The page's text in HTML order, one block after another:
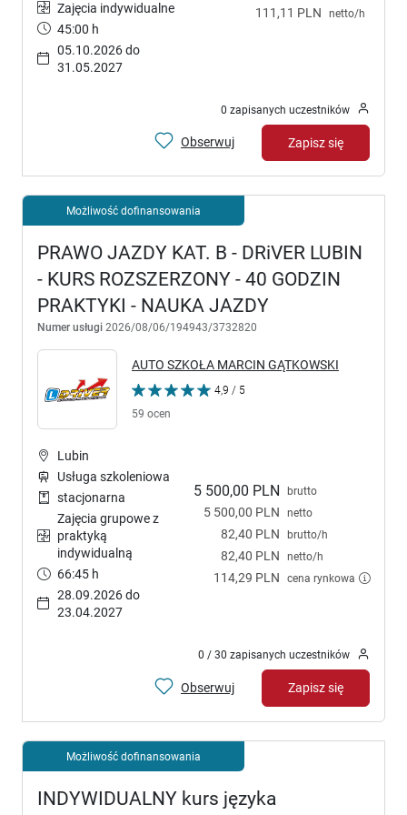
111,11 PLN netto/h
Zajęcia indywidualne
45:00 h
05.10.2026 do
31.05.2027
0 zapisanych uczestników
Obserwuj Zapisz się
Możliwość dofinansowania
PRAWO JAZDY KAT. B - DRiVER LUBIN
- KURS ROZSZERZONY - 40 GODZIN
PRAKTYKI - NAUKA JAZDY
Numer usługi 2026/08/06/194943/3732820
AUTO SZKOŁA MARCIN GĄTKOWSKI
4,9 / 5
59 ocen
5 500,00 PLN brutto
5 500,00 PLN netto
82,40 PLN brutto/h
82,40 PLN netto/h
114,29 PLN cena rynkowa
Lubin
Usługa szkoleniowa
stacjonarna
Zajęcia grupowe z
praktyką
indywidualną
66:45 h
28.09.2026 do
23.04.2027
0 / 30 zapisanych uczestników
Obserwuj Zapisz się
Możliwość dofinansowania
INDYWIDUALNY kurs języka